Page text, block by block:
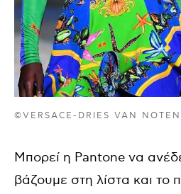
©VERSACE-DRIES VAN
Μπορεί η Pantone να
βάζουμε στη λίστα και το